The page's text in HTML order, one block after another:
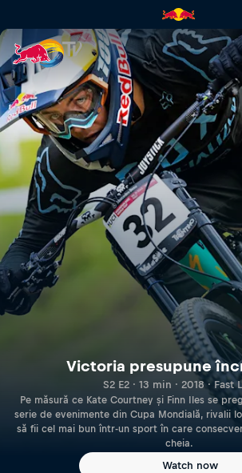
Victoria
Victoria presupune
S2 E2 · 13 min · 2018 · Fast
Pe măsură ce Kate Courtney și Finn Iles se
serie de evenimente din Cupa Mondială, rivalii
să fii cel mai bun într-un sport în care
cheia.
Watch now